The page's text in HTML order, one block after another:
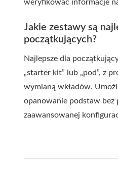
weryfikować informacje
Jakie zestawy są
początkujących?
Najlepsze dla
„starter kit” lub „pod”, z
wymianą wkładów.
opanowanie podstaw bez
zaawansowanej